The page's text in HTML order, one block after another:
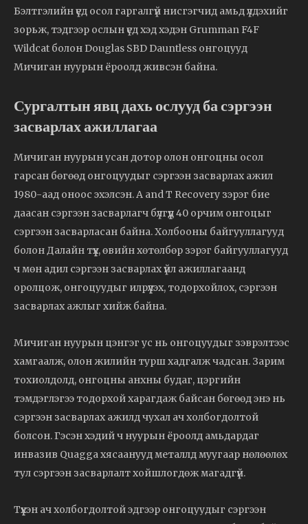
Бэлтгэлийн үед осол гаргалгүй нисгэгчид амьд үлдэхийг
зорьж, тэдгээр ослын үед хэд хэдэн Grumman F4F
Wildcat болон Douglas SBD Dauntless онгоцууд
Мичиган нуурын ёроолд живсэн байна.
Сургалтын явц дахь ослууд ба сэргээн
засварлах ажиллагаа
Мичиган нуурын усан дотор олон онгоцны осол
гарсан бөгөөд онгоцуудыг сэргээн засварлах ажил
1980-аад оноос эхэлсэн. A and T Recovery зэрэг бие
даасан сэргээн засварлагч бүлгүүд 40 орчим онгоцыг
сэргээн засварласан байна. Холбооны байгууллагууд
болон Далайн түүх, өвийн хөтөлбөр зэрэг байгууллагууд
ч мөн адил сэргээн засварлах үйл ажиллагаанд
оролцож, онгоцуудыг илрүүлэх, тодорхойлох, сэргээн
засварлах ажлыг хийж байна.
Мичиган нуурын цэнгэг ус нь онгоцуудыг зэврэлтээс
хамгаалж, олон жилийн турш хадгалж чадсан. Зарим
тохиолдолд, онгоцны анхны будаг, цэргийн
тэмдэглэгээ тодорхой харагдаж байсан бөгөөд энэ нь
сэргээн засварлах ажилд чухал ач холбогдолтой
болсон. Гэсэн хэдий ч нуурын ёроолд амьдардаг
инвазив Quagga хясаанууд металлд муугаар нөлөөлөх
тул сэргээн засварлалт хойшлогдөж магадгүй.
Түүхэн ач холбогдолтой эдгээр онгоцуудыг сэргээн